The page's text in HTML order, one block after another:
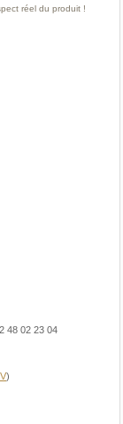
réel du produit !
48 02 23 04
)